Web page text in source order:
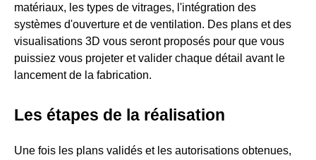
matériaux, les types de vitrages, l'intégration des
systèmes d'ouverture et de ventilation. Des plans et des
visualisations 3D vous seront proposés pour que vous
puissiez vous projeter et valider chaque détail avant le
lancement de la fabrication.
Les étapes de la réalisation
Une fois les plans validés et les autorisations obtenues,